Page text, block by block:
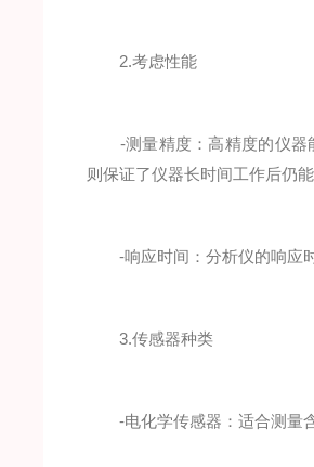
2.考虑性能
-测量精度：高精度的仪器能
则保证了仪器长时间工作后仍
-响应时间：分析仪的响应时
3.传感器种类
-电化学传感器：适合测量含